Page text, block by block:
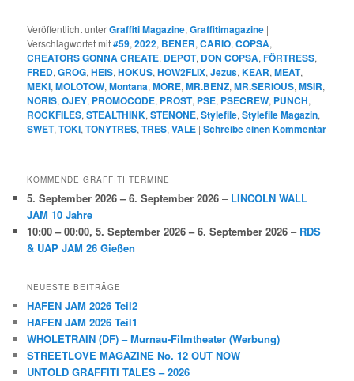
Veröffentlicht unterGraffiti Magazine,Graffitimagazine |
Verschlagwortet mit#59,2022, BENER,CARIO,COPSA,
CREATORS GONNA CREATE, DEPOT, DON COPSA,FÖRTRESS,
FRED,GROG,HEIS,HOKUS,HOW2FLIX,Jezus,KEAR,MEAT,
MEKI,MOLOTOW,Montana,MORE,MR.BENZ,MR.SERIOUS,MSIR,
NORIS,OJEY, PROMOCODE, PROST, PSE, PSECREW, PUNCH,
ROCKFILES,STEALTHINK,STENONE,Stylefile,Stylefile Magazin,
SWET,TOKI,TONYTRES,TRES,VALE |Schreibe einen Kommentar
KOMMENDE GRAFFITI TERMINE
5. September 2026 – 6. September 2026 – LINCOLN WALL
JAM 10 Jahre
10:00 – 00:00,5. September 2026 – 6. September 2026 – RDS
& UAP JAM 26 Gießen
NEUESTE BEITRÄGE
HAFEN JAM 2026 Teil2
HAFEN JAM 2026 Teil1
WHOLETRAIN (DF) – Murnau-Filmtheater (Werbung)
STREETLOVE MAGAZINE No. 12 OUT NOW
UNTOLD GRAFFITI TALES – 2026